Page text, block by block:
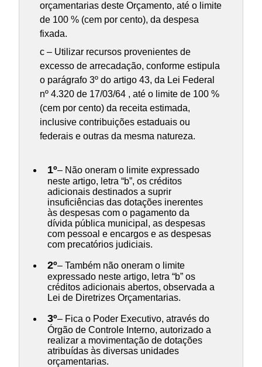
orçamentarias deste Orçamento, até o limite
de 100 % (cem por cento), da despesa
fixada.
c – Utilizar recursos provenientes de
excesso de arrecadação, conforme estipula
o parágrafo 3º do artigo 43, da Lei Federal
nº 4.320 de 17/03/64 , até o limite de 100 %
(cem por cento) da receita estimada,
inclusive contribuições estaduais ou
federais e outras da mesma natureza.
1º– Não oneram o limite expressado
neste artigo, letra “b”, os créditos
adicionais destinados a suprir
insuficiências das dotações inerentes
às despesas com o pagamento da
dívida pública municipal, as despesas
com pessoal e encargos e as despesas
com precatórios judiciais.
2º– Também não oneram o limite
expressado neste artigo, letra “b” os
créditos adicionais abertos, observada a
Lei de Diretrizes Orçamentarias.
3º– Fica o Poder Executivo, através do
Órgão de Controle Interno, autorizado a
realizar a movimentação de dotações
atribuídas às diversas unidades
orçamentarias.